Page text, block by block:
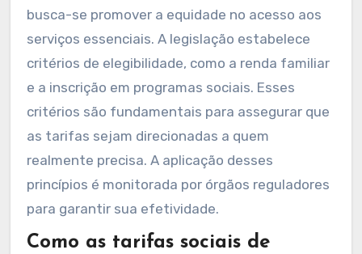
busca-se promover a equidade no acesso aos
serviços essenciais. A legislação estabelece
critérios de elegibilidade, como a renda familiar
e a inscrição em programas sociais. Esses
critérios são fundamentais para assegurar que
as tarifas sejam direcionadas a quem
realmente precisa. A aplicação desses
princípios é monitorada por órgãos reguladores
para garantir sua efetividade.
Como as tarifas sociais de